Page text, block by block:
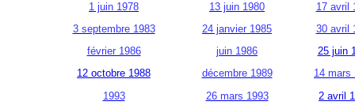
1 juin 1978
13 juin 1980
17 avril
3 septembre 1983
24 janvier 1985
30 avril
février 1986
juin 1986
25 juin
12 octobre 1988
décembre 1989
14 mars
1993
26 mars 1993
2 avril